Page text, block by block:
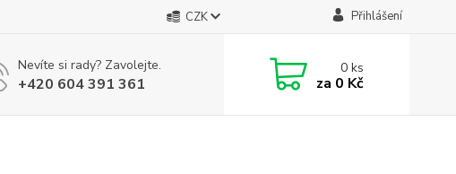
CZK Přihlášení
Nevíte si rady? Zavolejte.
+420 604 391 361
0ks
za 0 Kč